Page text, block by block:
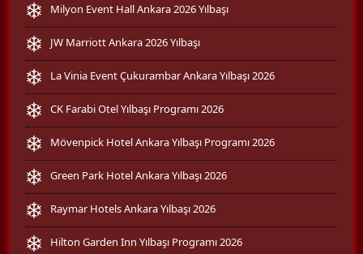
Milyon Event Hall Ankara 2026 Yılbaşı
JW Marriott Ankara 2026 Yılbaşı
La Vinia Event Çukurambar Ankara Yılbaşı 2026
CK Farabi Otel Yılbaşı Programı 2026
Mövenpick Hotel Ankara Yılbaşı Programı 2026
Green Park Hotel Ankara Yılbaşı 2026
Raymar Hotels Ankara Yılbaşı 2026
Hilton Garden Inn Yılbaşı Programı 2026